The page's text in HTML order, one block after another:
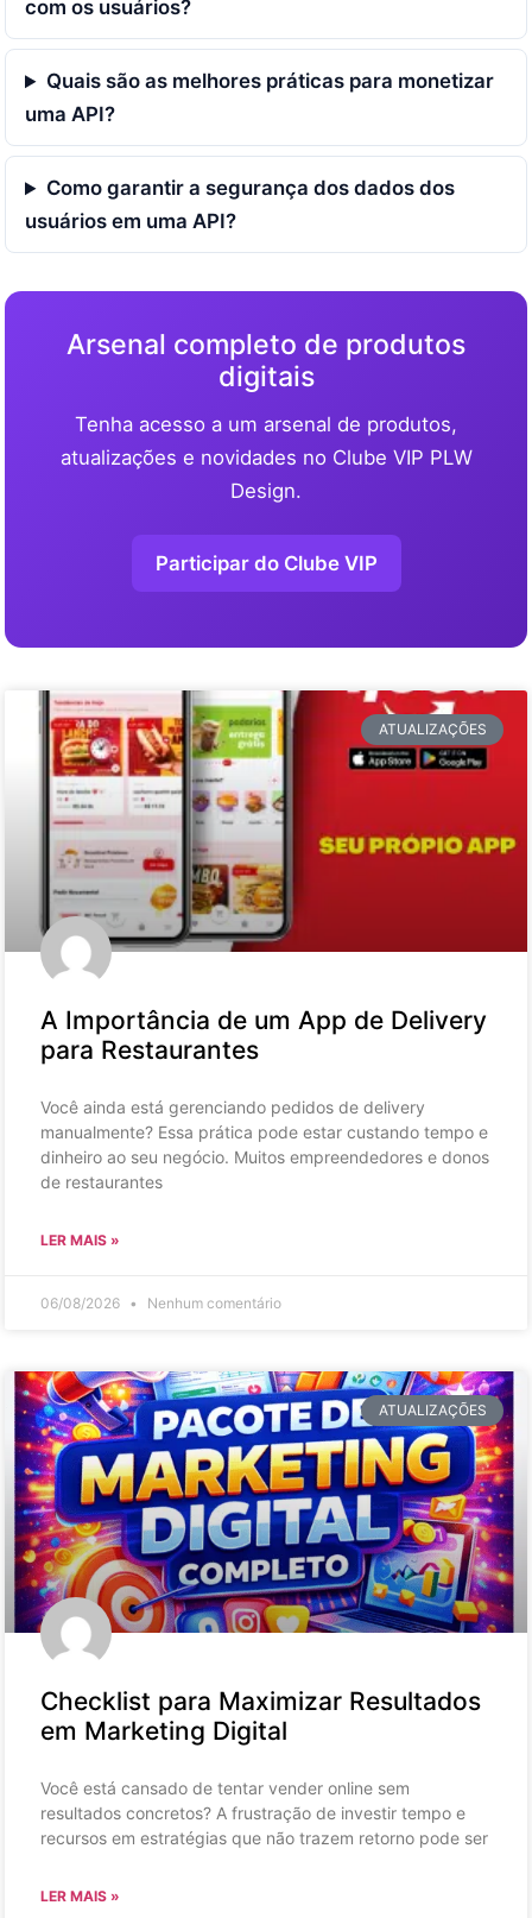
com os usuários?
Quais são as melhores práticas para monetizar
uma API?
Como garantir a segurança dos dados dos
usuários em uma API?
Arsenal completo de produtos
digitais
Tenha acesso a um arsenal de produtos,
atualizações e novidades no Clube VIP PLW
Design.
Participar do Clube VIP
ATUALIZAÇÕES
A Importância de um App de Delivery
para Restaurantes
Você ainda está gerenciando pedidos de delivery
manualmente? Essa prática pode estar custando tempo e
dinheiro ao seu negócio. Muitos empreendedores e donos
de restaurantes
LER MAIS »
06/08/2026 Nenhum comentário
ATUALIZAÇÕES
Checklist para Maximizar Resultados
em Marketing Digital
Você está cansado de tentar vender online sem
resultados concretos? A frustração de investir tempo e
recursos em estratégias que não trazem retorno pode ser
LER MAIS »